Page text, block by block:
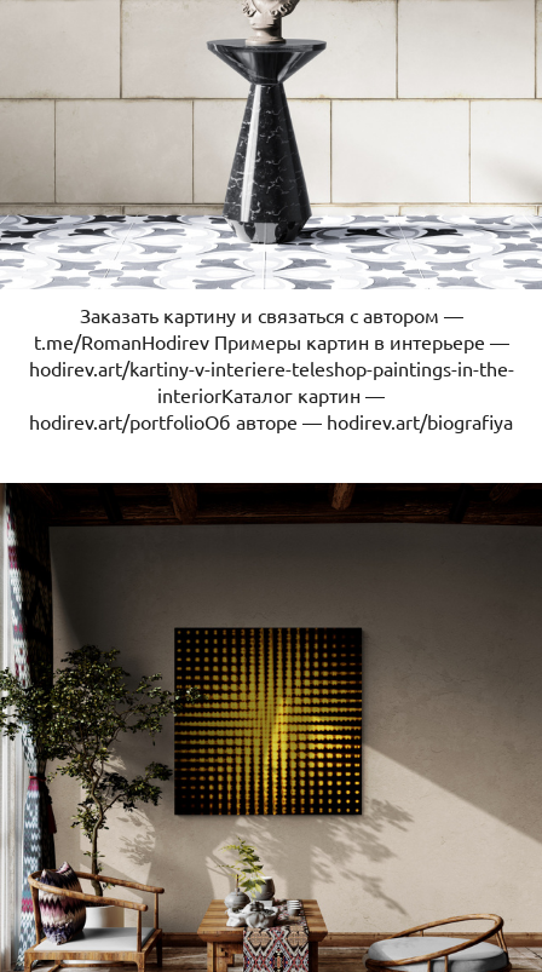
Заказать картину и связаться с автором —
t.me/RomanHodirev Примеры картин в интерьере —
hodirev.art/kartiny-v-interiere-teleshop-paintings-in-the-
interiorКаталог картин —
hodirev.art/portfolioОб авторе — hodirev.art/biografiya